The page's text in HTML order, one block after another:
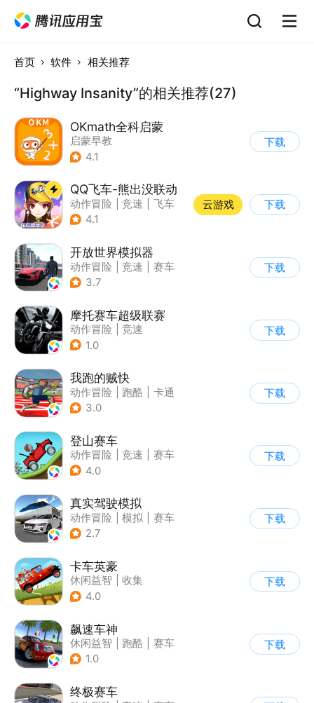
首页 软件 相关推荐
“Highway Insanity”的相关推荐(27)
OKmath全科启蒙
启蒙早教
4.1
下载
QQ飞车-熊出没联动
动作冒险 竞速
飞车
| 漂移
4.1
云游戏 下载
开放世界模拟器
动作冒险 竞速
赛车
| 开放世界
3.7
下载
摩托赛车超级联赛
动作冒险
竞速
| 摩托车
1.0
下载
我跑的贼快
动作冒险 跑酷
卡通
3.0
下载
登山赛车
动作冒险 竞速
赛车
| 卡通
4.0
下载
真实驾驶模拟
动作冒险 模拟
赛车
| 漂移
2.7
下载
卡车英豪
休闲益智
收集
4.0
下载
飙速车神
休闲益智 跑酷
赛车
| 漂移
1.0
下载
终极赛车